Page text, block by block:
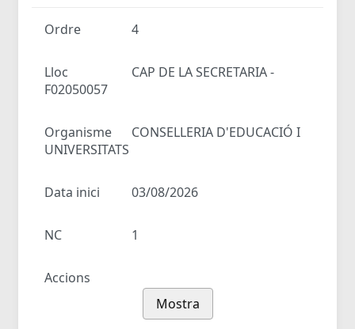
Ordre 4
Lloc
CAP DE LA SECRETARIA -
F02050057
Organisme
CONSELLERIA D'EDUCACIÓ I
UNIVERSITATS
Data inici 03/08/2026
NC 1
Accions
Mostra